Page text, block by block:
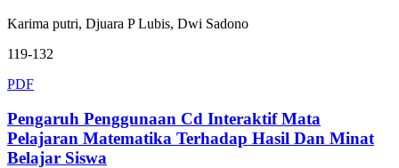
Karima putri, Djuara P Lubis, Dwi Sadono
119-132
PDF
Pengaruh Penggunaan Cd Interaktif Mata
Pelajaran Matematika Terhadap Hasil Dan Minat
Belajar Siswa